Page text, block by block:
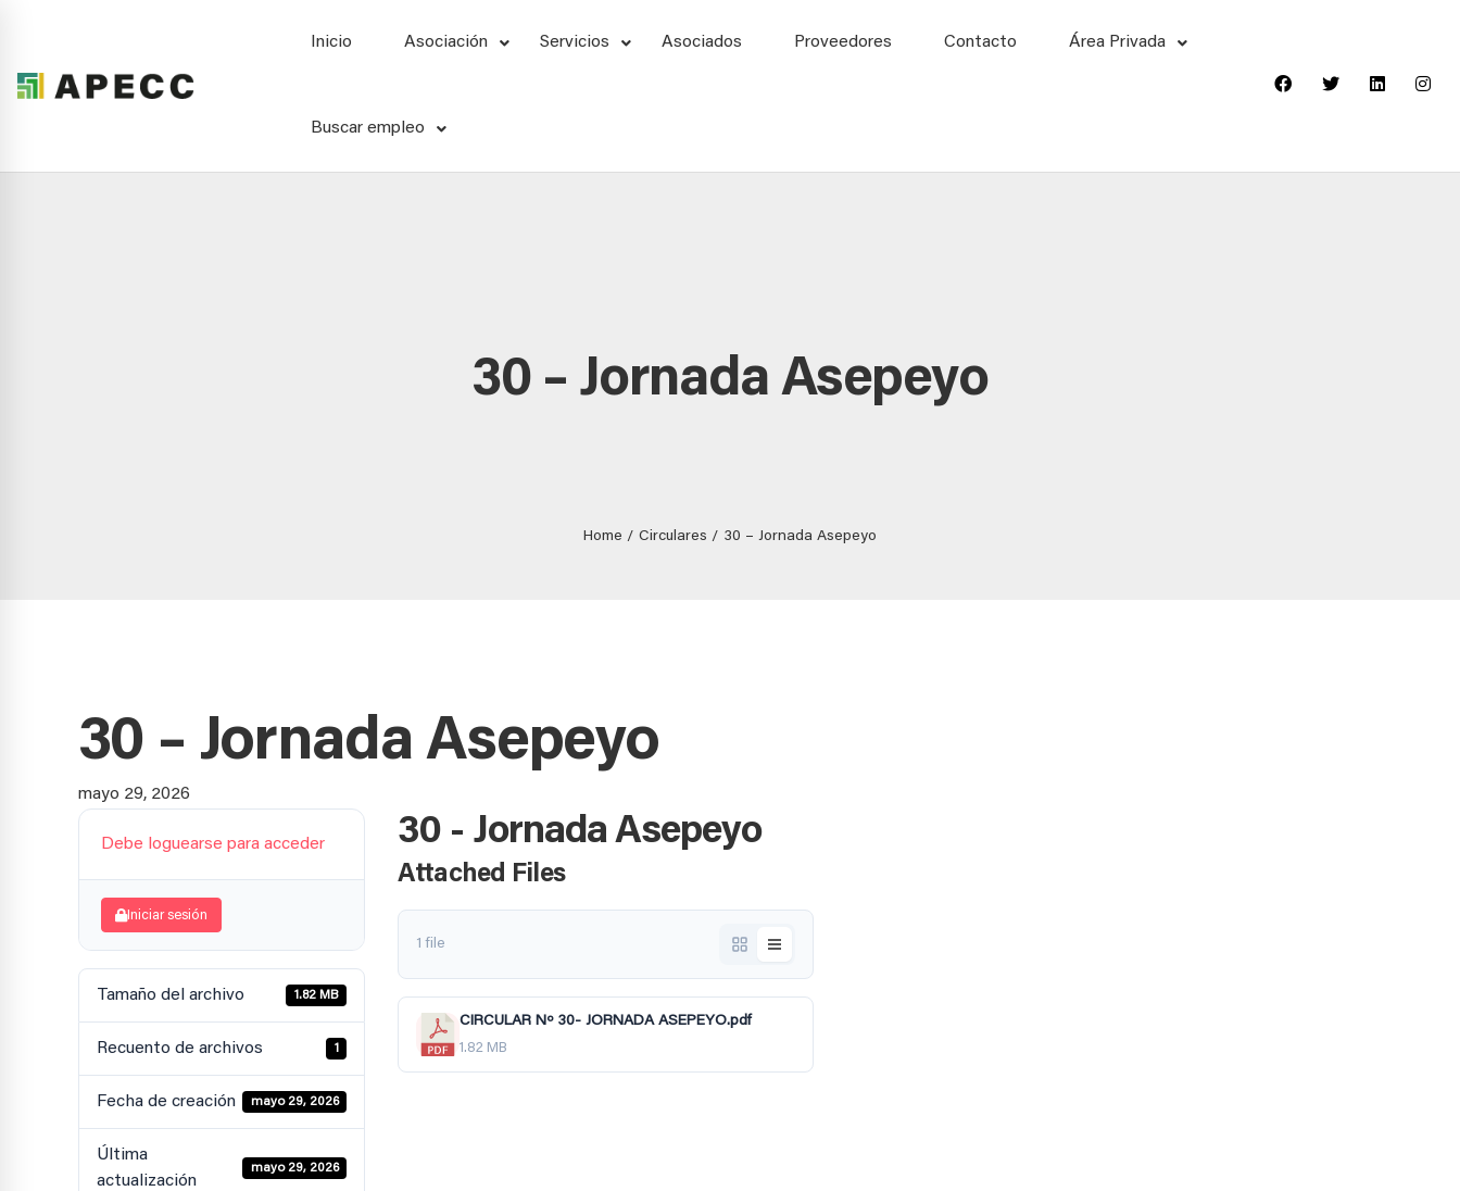
Inicio Asociación Servicios Asociados Proveedores Contacto Área Privada
Buscar empleo
30 – Jornada Asepeyo
Home Circulares 30 – Jornada Asepeyo
30 – Jornada Asepeyo
mayo 29, 2026
Debe loguearse para acceder
Iniciar sesión
Tamaño del archivo 1.82 MB
Recuento de archivos 1
Fecha de creación mayo 29, 2026
Última
actualización
mayo 29, 2026
30 - Jornada Asepeyo
Attached Files
1 file
CIRCULAR Nº 30- JORNADA ASEPEYO.pdf
1.82 MB